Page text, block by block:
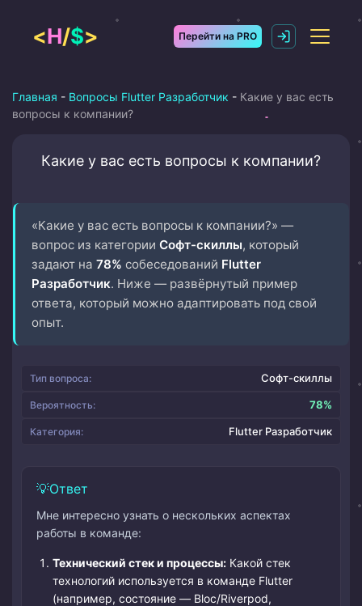
содержимому
<H/$> Перейти на PRO
Главная - Вопросы Flutter Разработчик - Какие у вас есть
вопросы к компании?
Какие у вас есть вопросы к компании?
«Какие у вас есть вопросы к компании?» —
вопрос из категории Софт-скиллы, который
задают на 78% собеседований Flutter
Разработчик. Ниже — развёрнутый пример
ответа, который можно адаптировать под свой
опыт.
Тип вопроса: Софт-скиллы
Вероятность: 78%
Категория: Flutter Разработчик
Ответ
Мне интересно узнать о нескольких аспектах
работы в команде:
Технический стек и процессы: Какой стек
технологий используется в команде Flutter
(например, состояние — Bloc/Riverpod,